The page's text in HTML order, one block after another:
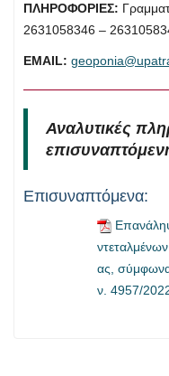
ΠΛΗΡΟΦΟΡΙΕΣ:
2631058346 –
ΕMAIL:
Αναλυτικές
Επισυναπτόμενα:
ας, σύμφωνα
ν. 4957/